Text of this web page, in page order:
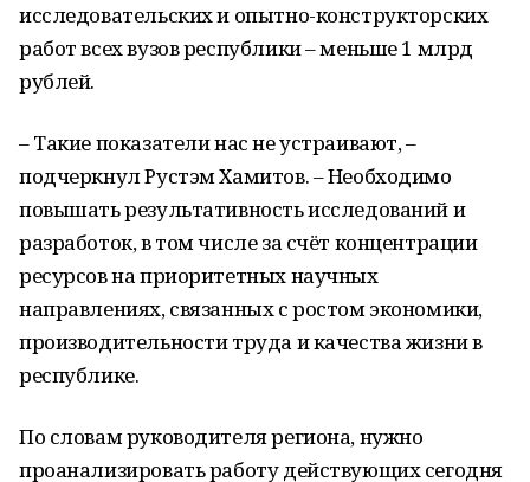
исследовательских и опытно-конструкторских
работ всех вузов республики – меньше 1 млрд
рублей.
– Такие показатели нас не устраивают, –
подчеркнул Рустэм Хамитов. – Необходимо
повышать результативность исследований и
разработок, в том числе за счёт концентрации
ресурсов на приоритетных научных
направлениях, связанных с ростом экономики,
производительности труда и качества жизни в
республике.
По словам руководителя региона, нужно
проанализировать работу действующих сегодня